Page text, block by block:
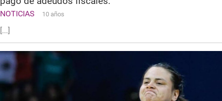
NOTICIAS 10 años
[...]